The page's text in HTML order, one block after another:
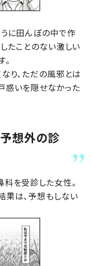
に田んぼの中で作
たことのない激しい
り、ただの風邪とは
惑いを隠せなかった
想外の診
を受診した女性。
果は、予想もしない